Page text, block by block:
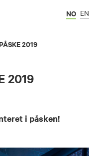
NO EN
2019
2019
i påsken!